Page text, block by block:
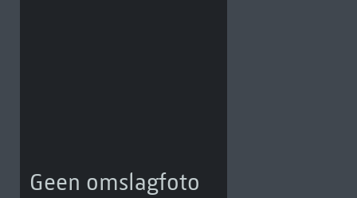
Geen omslagfoto